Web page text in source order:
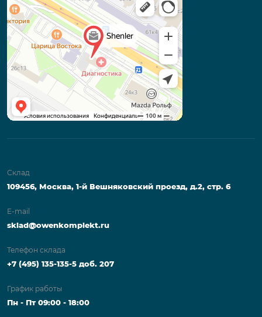
Склад
109456, Москва, 1-й Вешняковский проезд, д.2, стр. 6
E-mail
sklad@owenkomplekt.ru
Телефон склада
+7 (495) 135-135-5 доб. 207
График работы
Пн - Пт 09:00 - 18:00